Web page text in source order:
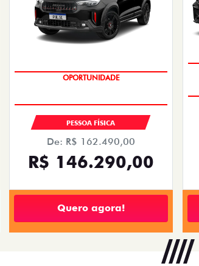
OPORTUNIDADE
PESSOA FÍSICA
De: R$ 162.490,00
R$ 146.290,00
Quero agora!